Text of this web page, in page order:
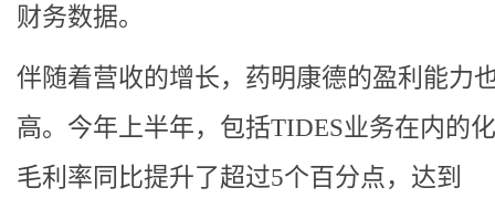
财务数据。
伴随着营收的增长，药明康德的盈利能力
高。今年上半年，包括TIDES业务在内的
毛利率同比提升了超过5个百分点，达到